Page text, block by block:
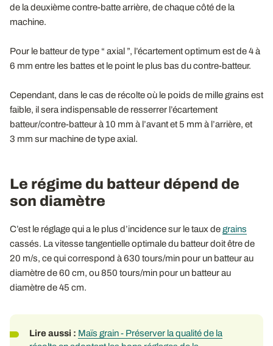
de la deuxième contre-batte arrière, de chaque côté de la
machine.
Pour le batteur de type “ axial ”, l’écartement optimum est de 4 à
6 mm entre les battes et le point le plus bas du contre-batteur.
Cependant, dans le cas de récolte où le poids de mille grains est
faible, il sera indispensable de resserrer l’écartement
batteur/contre-batteur à 10 mm à l’avant et 5 mm à l’arrière, et
3 mm sur machine de type axial.
Le régime du batteur dépend de
son diamètre
C’est le réglage qui a le plus d’incidence sur le taux degrains
cassés. La vitesse tangentielle optimale du batteur doit être de
20 m/s, ce qui correspond à 630 tours/min pour un batteur au
diamètre de 60 cm, ou 850 tours/min pour un batteur au
diamètre de 45 cm.
Lire aussi : Maïs grain - Préserver la qualité de la